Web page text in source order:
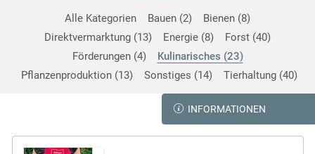
Alle Kategorien Bauen 2 Bienen 8
Direktvermarktung 13 Energie 8 Forst 40
Förderungen 4 Kulinarisches 23
Pflanzenproduktion 13 Sonstiges 14 Tierhaltung 40
INFORMATIONEN